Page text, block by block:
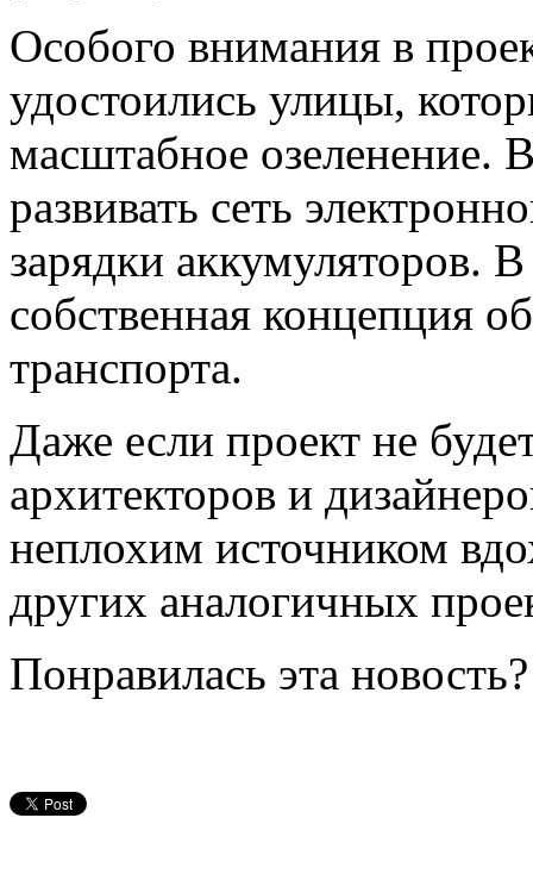
Особого внимания в
удостоились улицы,
масштабное озеленение.
развивать сеть
зарядки аккумуляторов.
собственная концепция
транспорта.
Даже если проект не
архитекторов и
неплохим источником
других аналогичных
Понравилась эта